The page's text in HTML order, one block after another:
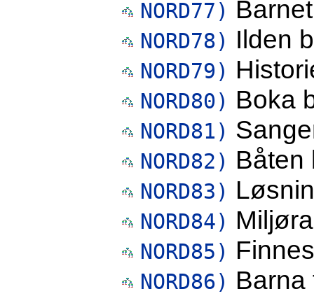
NORD77)
NORD78) Ilden
NORD79)
NORD80) Boka
NORD81)
NORD82)
NORD83)
NORD84)
NORD85)
NORD86) Barna